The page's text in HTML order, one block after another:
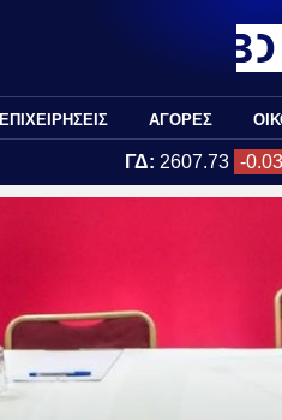
ΕΠΙΧΕΙΡΗΣΕΙΣ ΑΓΟΡΕΣ
ΓΔ: 2607.73 -